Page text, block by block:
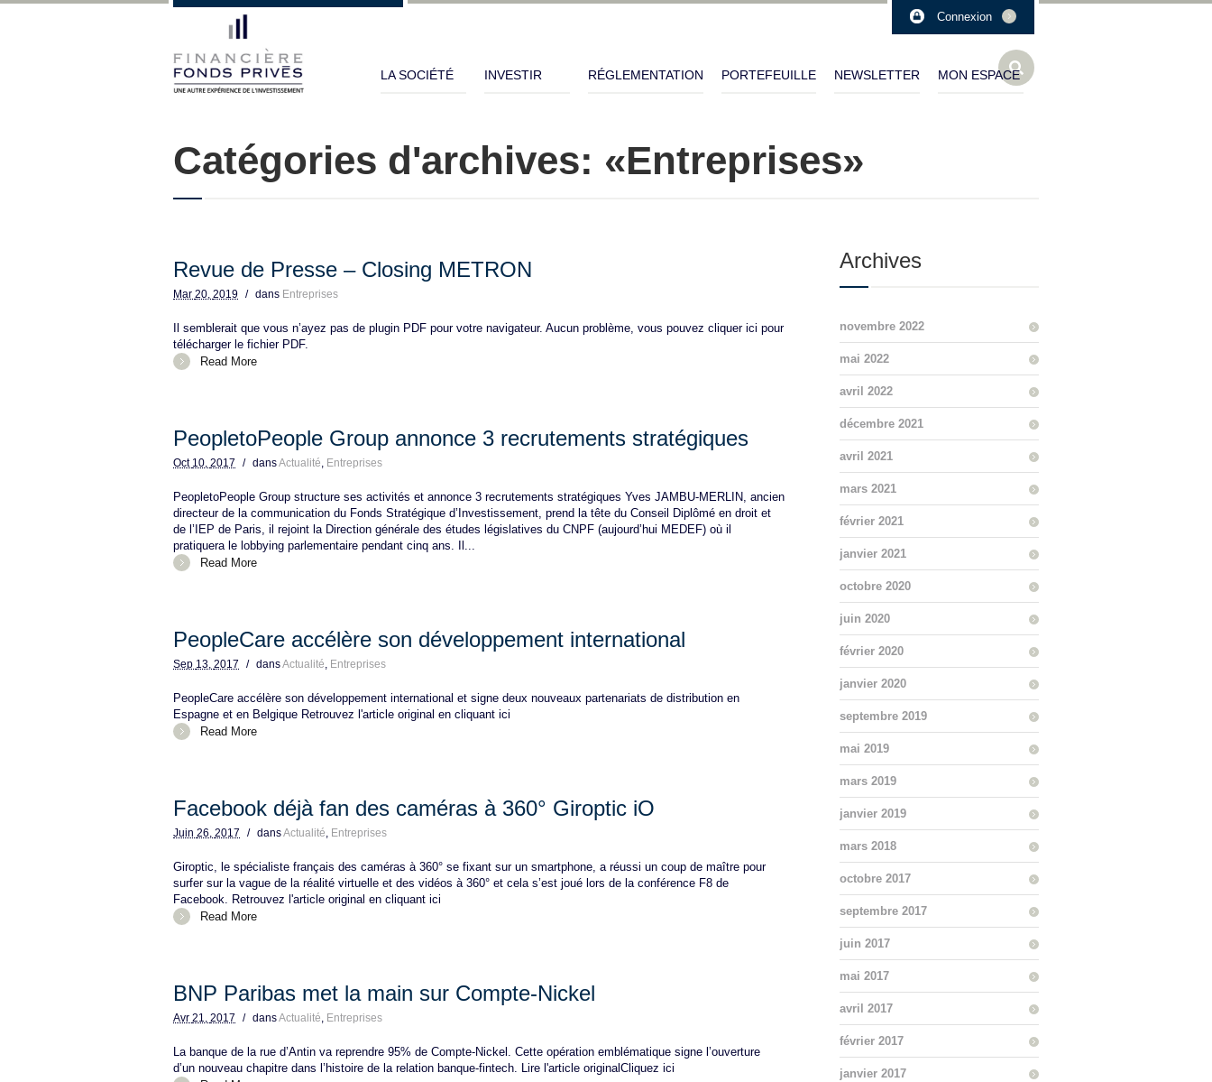
Connexion
LA SOCIÉTÉ INVESTIR RÉGLEMENTATION PORTEFEUILLE NEWSLETTER MON ESPACE
Catégories d'archives: «Entreprises»
Revue de Presse – Closing METRON
Mar 20, 2019 / dans Entreprises
Il semblerait que vous n’ayez pas de plugin PDF pour votre navigateur. Aucun problème, vous pouvez cliquer ici pour
télécharger le fichier PDF.
Read More
PeopletoPeople Group annonce 3 recrutements stratégiques
Oct 10, 2017 / dansActualité, Entreprises
PeopletoPeople Group structure ses activités et annonce 3 recrutements stratégiques Yves JAMBU-MERLIN, ancien
directeur de la communication du Fonds Stratégique d’Investissement, prend la tête du Conseil Diplômé en droit et
de l’IEP de Paris, il rejoint la Direction générale des études législatives du CNPF (aujourd’hui MEDEF) où il
pratiquera le lobbying parlementaire pendant cinq ans. Il...
Read More
PeopleCare accélère son développement international
Sep 13, 2017 / dansActualité, Entreprises
PeopleCare accélère son développement international et signe deux nouveaux partenariats de distribution en
Espagne et en Belgique Retrouvez l'article original en cliquant ici
Read More
Facebook déjà fan des caméras à 360° Giroptic iO
Juin 26, 2017 / dansActualité, Entreprises
Giroptic, le spécialiste français des caméras à 360° se fixant sur un smartphone, a réussi un coup de maître pour
surfer sur la vague de la réalité virtuelle et des vidéos à 360° et cela s’est joué lors de la conférence F8 de
Facebook. Retrouvez l'article original en cliquant ici
Read More
BNP Paribas met la main sur Compte-Nickel
Avr 21, 2017 / dansActualité, Entreprises
La banque de la rue d’Antin va reprendre 95% de Compte-Nickel. Cette opération emblématique signe l’ouverture
d’un nouveau chapitre dans l’histoire de la relation banque-fintech. Lire l'article originalCliquez ici
Archives
novembre 2022
mai 2022
avril 2022
décembre 2021
avril 2021
mars 2021
février 2021
janvier 2021
octobre 2020
juin 2020
février 2020
janvier 2020
septembre 2019
mai 2019
mars 2019
janvier 2019
mars 2018
octobre 2017
septembre 2017
juin 2017
mai 2017
avril 2017
février 2017
janvier 2017